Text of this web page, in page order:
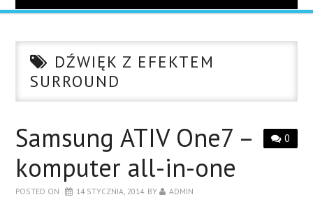
DLA FIRM
DYSKI
MONITORY
LAPTOPY
DŹWIĘK Z EFEKTEM
SURROUND
0
Samsung ATIV One7 –
komputer all-in-one
POSTED ON 14 STYCZNIA, 2014 BY ADMIN